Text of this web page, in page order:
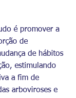
é promover a
de
de hábitos
estimulando
a fim de
arboviroses e